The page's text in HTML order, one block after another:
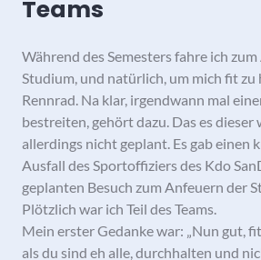
Teams
Während des Semesters fahre ich
Studium, und natürlich, um mich fit zu
Rennrad. Na klar, irgendwann mal
bestreiten, gehört dazu. Das es dieser
allerdings nicht geplant. Es gab einen
Ausfall des Sportoffiziers des Kdo
geplanten Besuch zum Anfeuern der
Plötzlich war ich Teil des Teams.
Mein erster Gedanke war: „Nun gut,
als du sind eh alle, durchhalten und